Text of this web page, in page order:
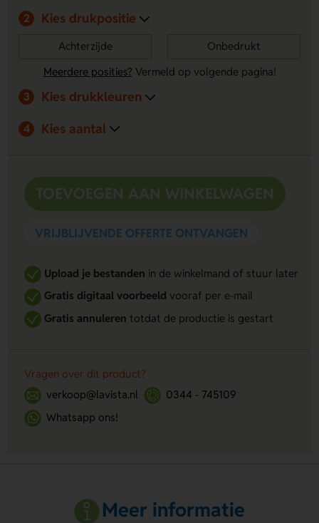
dat klanten regelmatig zullen gebruiken en waarderen.
2 Kies drukpositie
Achterzijde
Onbedrukt
Meerdere posities? Vermeld op volgende pagina!
3
Kies drukkleuren
4 Kies aantal
TOEVOEGEN AAN WINKELWAGEN
VRIJBLIJVENDE OFFERTE ONTVANGEN
Upload je bestanden in de winkelmand of stuur later
Gratis digitaal voorbeeld vooraf per e-mail
Gratis annuleren totdat de productie is gestart
Vragen over dit product?
verkoop@lavista.nl
0344 - 745109
Whatsapp ons!
Meer informatie